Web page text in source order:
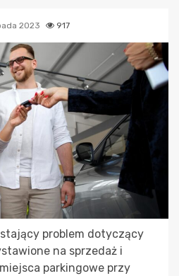
2023 917
problem dotyczący
na sprzedaż i
parkingowe przy